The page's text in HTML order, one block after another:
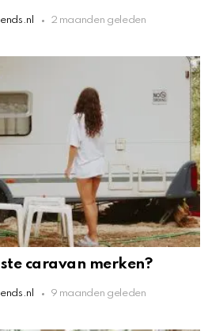
2 maanden geleden
caravan merken?
9 maanden geleden